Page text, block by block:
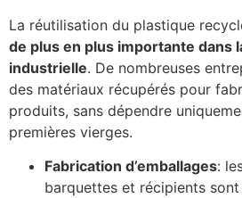
La réutilisation du plastique
de plus en plus importante dans
industrielle. De nombreuses
des matériaux récupérés pour
produits, sans dépendre
premières vierges.
Fabrication d’emballages:
barquettes et récipients